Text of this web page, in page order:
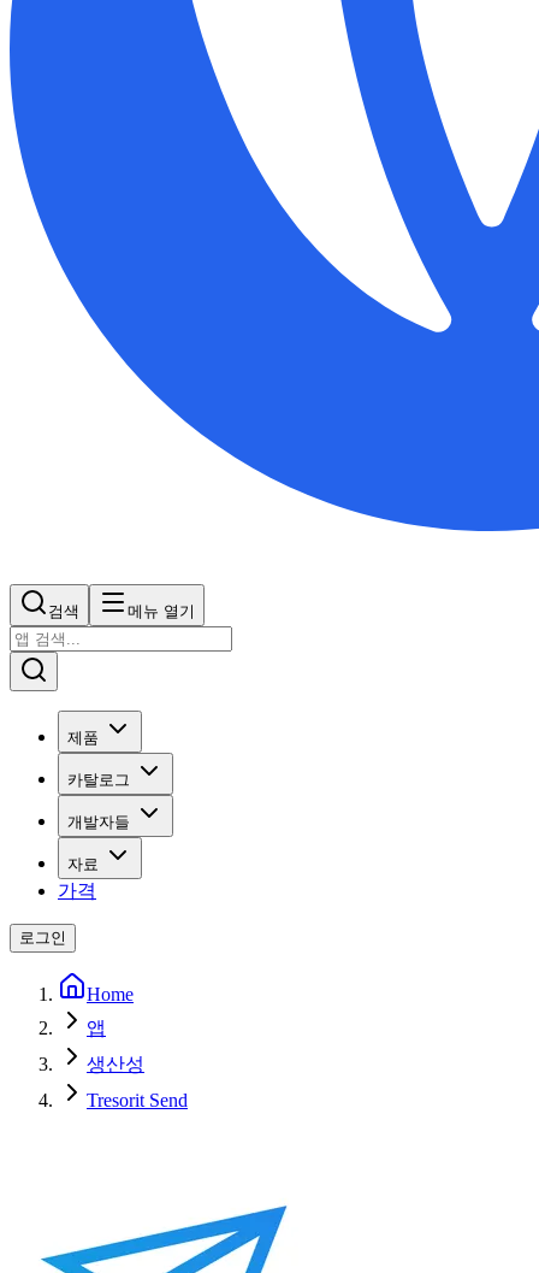
검색 메뉴 열기
제품
카탈로그
개발자들
자료
가격
로그인
Home
앱
생산성
Tresorit Send